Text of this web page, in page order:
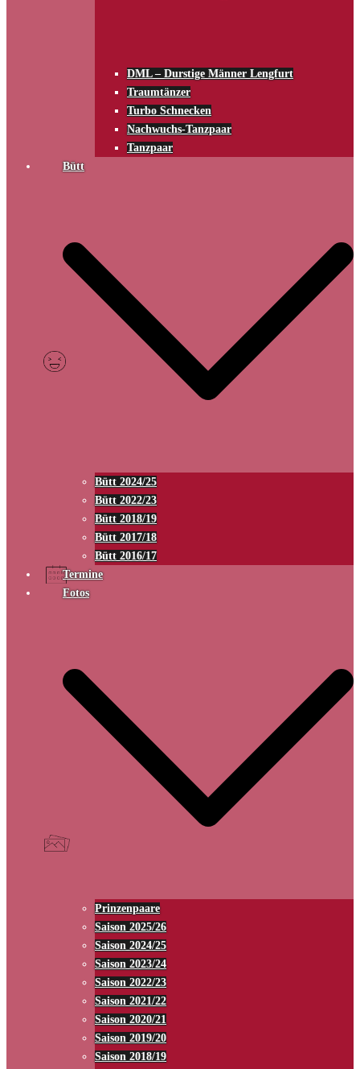
DML – Durstige Männer Lengfurt
Traumtänzer
Turbo Schnecken
Nachwuchs-Tanzpaar
Tanzpaar
Bütt
Bütt 2024/25
Bütt 2022/23
Bütt 2018/19
Bütt 2017/18
Bütt 2016/17
Termine
Fotos
Prinzenpaare
Saison 2025/26
Saison 2024/25
Saison 2023/24
Saison 2022/23
Saison 2021/22
Saison 2020/21
Saison 2019/20
Saison 2018/19